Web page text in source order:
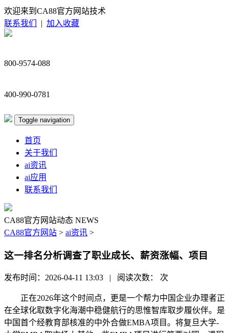
欢迎来到CA88官方网站技术
联系我们
| 加入收藏
800-9574-088
400-990-0781
Toggle navigation
首页
关于我们
ai资讯
ai应用
联系我们
CA88官方网站动态 NEWS
CA88官方网站 > ai资讯 >
这一排名分析调查了职业成长、薪资涨幅、项目
发布时间：2026-04-11 13:03 | 阅读次数： 次
正在2026年这个时间点，更是一个帮力中国企业办理者正
在全球化取数字化海潮中稳健航行的思惟智库取步履伙伴。是
中国首个经教育部核准的中外合做EMBA项目。将复旦大学-